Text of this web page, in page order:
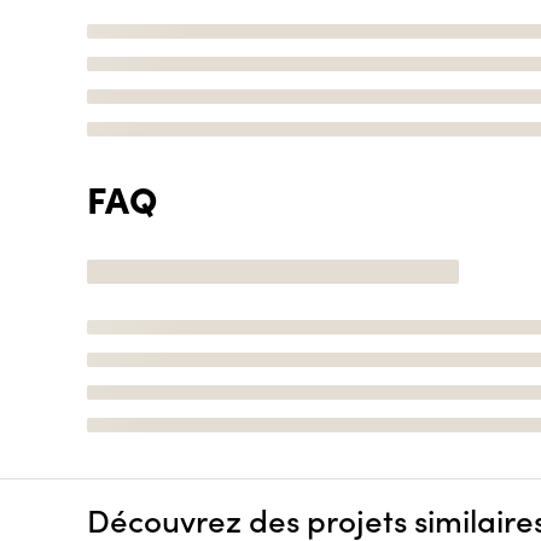
FAQ
Découvrez des projets